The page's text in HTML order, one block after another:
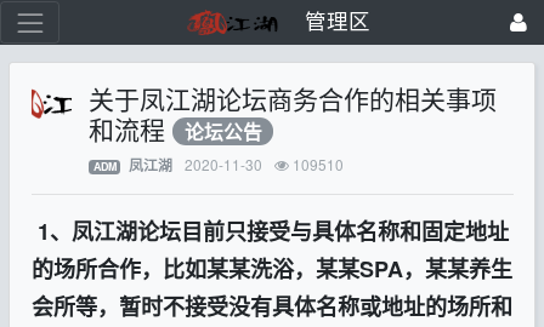
管理区
关于凤江湖论坛商务合作的相关事项
和流程 论坛公告
ADM 凤江湖 2020-11-30 109510
1、凤江湖论坛目前只接受与具体名称和固定地址
的场所合作，比如某某洗浴，某某SPA，某某养生
会所等，暂时不接受没有具体名称或地址的场所和